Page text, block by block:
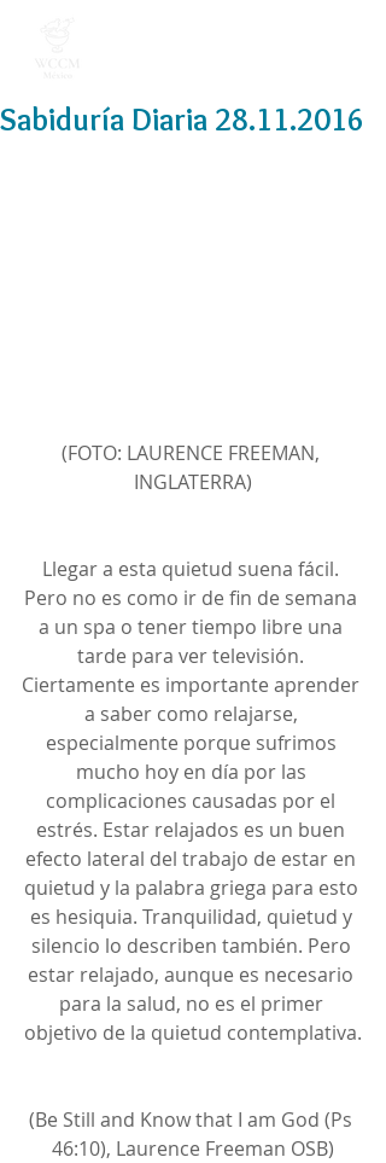
Sabiduría Diaria 28.11.2016
(FOTO: LAURENCE FREEMAN,
INGLATERRA)
Llegar a esta quietud suena fácil.
Pero no es como ir de fin de semana
a un spa o tener tiempo libre una
tarde para ver televisión.
Ciertamente es importante aprender
a saber como relajarse,
especialmente porque sufrimos
mucho hoy en día por las
complicaciones causadas por el
estrés. Estar relajados es un buen
efecto lateral del trabajo de estar en
quietud y la palabra griega para esto
es hesiquia. Tranquilidad, quietud y
silencio lo describen también. Pero
estar relajado, aunque es necesario
para la salud, no es el primer
objetivo de la quietud contemplativa.
(Be Still and Know that I am God (Ps
46:10), Laurence Freeman OSB)